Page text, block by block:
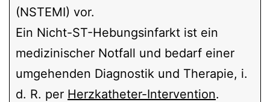
(NSTEMI) vor.
Ein Nicht-ST-Hebungsinfarkt ist ein
medizinischer Notfall und bedarf einer
umgehenden Diagnostik und Therapie, i.
d. R. per Herzkatheter-Intervention.